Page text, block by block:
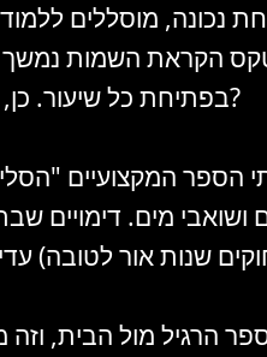
מוסללים ללמוד
ספר: טקס הקראת השמות
בפתיחת כל שיעור. כן, כן, הקראת שמות, זוכרים?
ה-60 וה-70 בתי הספר
ושואבי מים. דימויים
הרגיל מול הבית,